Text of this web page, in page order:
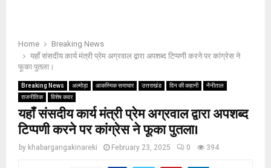
Home
Breaking News
यहाँ संसदीय कार्य मंत्री प्रेम अग्रवाल द्वारा अपशब्द टिप्पणी करने पर कांग्रेस ने
फूका पुतला।
Breaking News अल्मोड़ा आकस्मिक समाचार उत्तराखंड दिन की कहानी
नैनीताल
राजनीतिक
विशेष कवर
यहाँ संसदीय कार्य मंत्री प्रेम अग्रवाल द्वारा अपशब्द
टिप्पणी करने पर कांग्रेस ने फूका पुतला।
by khabargangakinareki February 23, 2025 0 394